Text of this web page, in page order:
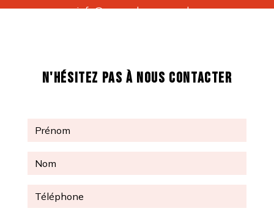
info@cronosdepannage.be
N'HÉSITEZ PAS À NOUS CONTACTER